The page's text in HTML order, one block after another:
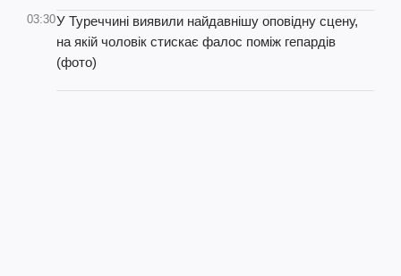
03:30У Туреччині виявили найдавнішу оповідну сцену,
на якій чоловік стискає фалос поміж гепардів
(фото)